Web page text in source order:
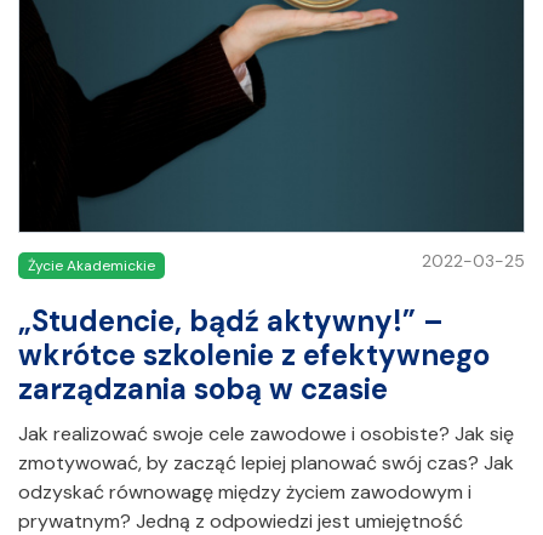
Życie Akademickie 2022-03-25
„Studencie, bądź aktywny!” –
wkrótce szkolenie z efektywnego
zarządzania sobą w czasie
Jak realizować swoje cele zawodowe i osobiste? Jak się
zmotywować, by zacząć lepiej planować swój czas? Jak
odzyskać równowagę między życiem zawodowym i
prywatnym? Jedną z odpowiedzi jest umiejętność